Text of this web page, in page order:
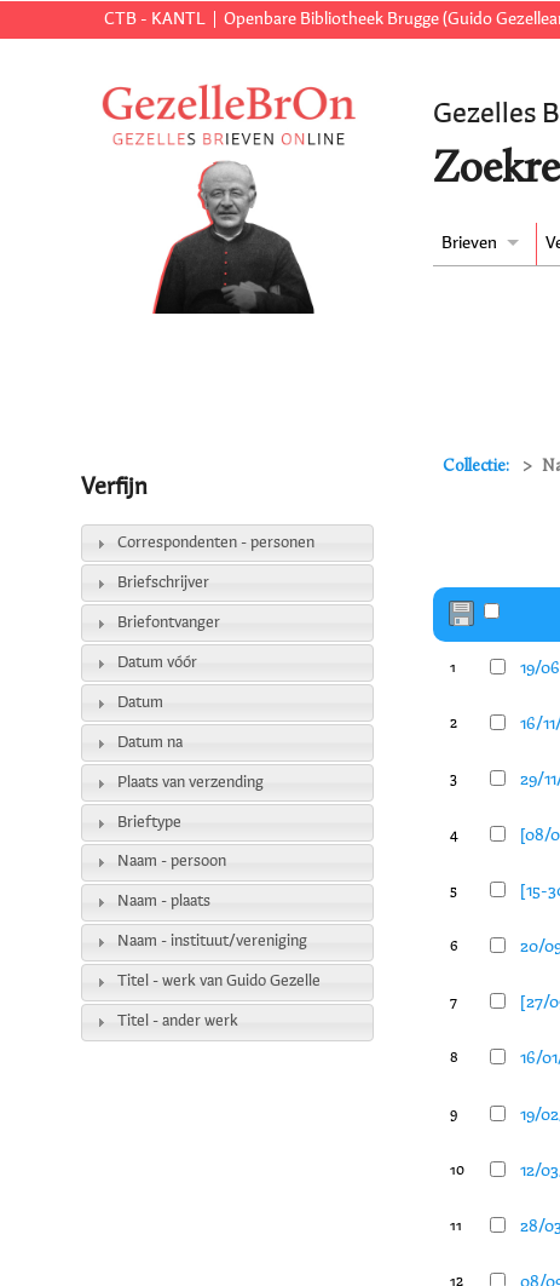
CTB - KANTL Openbare Bibliotheek Brugge (Guido
Gezelles
Brieven
Collectie:
1 19/
2 16/
3 29/
4 [08/
5 [15-
6 20/
7 [27/
8 16/
9 19/
10 12/
11 28/
12 08/
Verfijn
Correspondenten - personen
Briefschrijver
Briefontvanger
Datum vóór
Datum
Datum na
Plaats van verzending
Brieftype
Naam - persoon
Naam - plaats
Naam - instituut/vereniging
Titel - werk van Guido Gezelle
Titel - ander werk